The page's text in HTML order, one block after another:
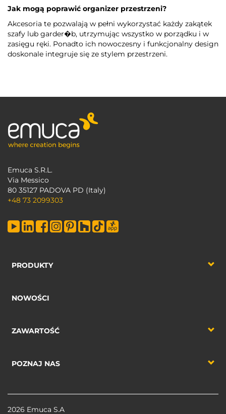
Jak mogą poprawić organizer przestrzeni?
Akcesoria te pozwalają w pełni wykorzystać każdy zakątek
szafy lub garder�b, utrzymując wszystko w porządku i w
zasięgu ręki. Ponadto ich nowoczesny i funkcjonalny design
doskonale integruje się ze stylem przestrzeni.
Emuca S.R.L.
Via Messico
80 35127 PADOVA PD (Italy)
+48 73 2099303
PRODUKTY
NOWOŚCI
ZAWARTOŚĆ
POZNAJ NAS
2026 Emuca S.A